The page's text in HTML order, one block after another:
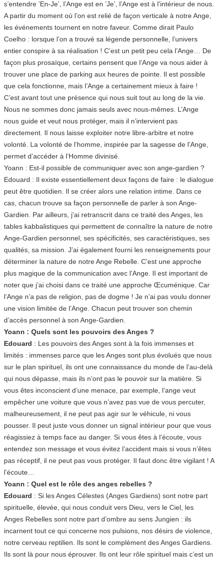
s’entendre ’En-Je’, l’Ange est en ’Je’, l’Ange est à l’intérieur de nous.
A partir du moment où l’on est relié de façon verticale à notre Ange,
les événements tournent en notre faveur. Comme dirait Paulo
Coelho : lorsque l’on a trouvé sa légende personnelle, l’univers
entier conspire à sa réalisation ! C’est un petit peu cela l’Ange… De
façon plus prosaïque, certains pensent que l’Ange va nous aider à
trouver une place de parking aux heures de pointe. Il est possible
que cela fonctionne, mais l’Ange a certainement mieux à faire !
C’est avant tout une présence qui nous suit tout au long de la vie.
Nous ne sommes donc jamais seuls avec nous-mêmes. L’Ange
nous guide et veut nous protéger, mais il n’intervient pas
directement. Il nous laisse exploiter notre libre-arbitre et notre
volonté. La volonté de l’homme, inspirée par la sagesse de l’Ange,
permet d’accéder à l’Homme divinisé.
Yoann : Est-il possible de communiquer avec son ange-gardien ?
Edouard : Il existe essentiellement deux façons de faire : le dialogue
peut être quotidien. Il se créer alors une relation intime. Dans ce
cas, chacun trouve sa façon personnelle de parler à son Ange-
Gardien. Par ailleurs, j’ai retranscrit dans ce traité des Anges, les
tables kabbalistiques qui permettent de connaître la nature de notre
Ange-Gardien personnel, ses spécificités, ses caractéristiques, ses
qualités, sa mission. J’ai également fourni les renseignements pour
déterminer la nature de notre Ange Rebelle. C’est une approche
plus magique de la communication avec l’Ange. Il est important de
noter que j’ai choisi dans ce traité une approche Œcuménique. Car
l’Ange n’a pas de religion, pas de dogme ! Je n’ai pas voulu donner
une vision limitée de l’Ange. Chacun peut trouver son chemin
d’accès personnel à son Ange-Gardien.
Yoann : Quels sont les pouvoirs des Anges ?
Edouard : Les pouvoirs des Anges sont à la fois immenses et
limités : immenses parce que les Anges sont plus évolués que nous
sur le plan spirituel, ils ont une connaissance du monde de l’au-delà
qui nous dépasse, mais ils n’ont pas le pouvoir sur la matière. Si
vous êtes inconscient d’une menace, par exemple, l’ange veut
empêcher une voiture que vous n’avez pas vue de vous percuter,
malheureusement, il ne peut pas agir sur le véhicule, ni vous
pousser. Il peut juste vous donner un signal intérieur pour que vous
réagissiez à temps face au danger. Si vous êtes à l’écoute, vous
entendez son message et vous évitez l’accident mais si vous n’êtes
pas réceptif, il ne peut pas vous protéger. Il faut donc être vigilant ! A
l’écoute…
Yoann : Quel est le rôle des anges rebelles ?
Edouard : Si les Anges Célestes (Anges Gardiens) sont notre part
spirituelle, élevée, qui nous conduit vers Dieu, vers le Ciel, les
Anges Rebelles sont notre part d’ombre au sens Jungien : ils
incarnent tout ce qui concerne nos pulsions, nos désirs de violence,
notre cerveau reptilien. Ils sont le complément des Anges Gardiens.
Ils sont là pour nous éprouver. Ils ont leur rôle spirituel mais c’est un